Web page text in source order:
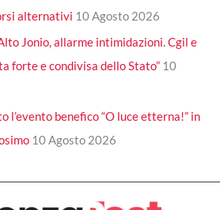
alternativi 10 Agosto 2026
Jonio, allarme intimidazioni. Cgil e
forte e condivisa dello Stato” 10
l’evento benefico “O luce etterna!” in
10 Agosto 2026